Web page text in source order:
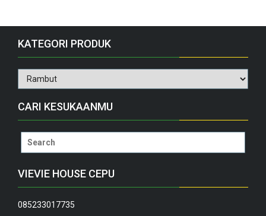
KATEGORI PRODUK
CARI KESUKAANMU
Search
VIEVIE HOUSE CEPU
085233017735